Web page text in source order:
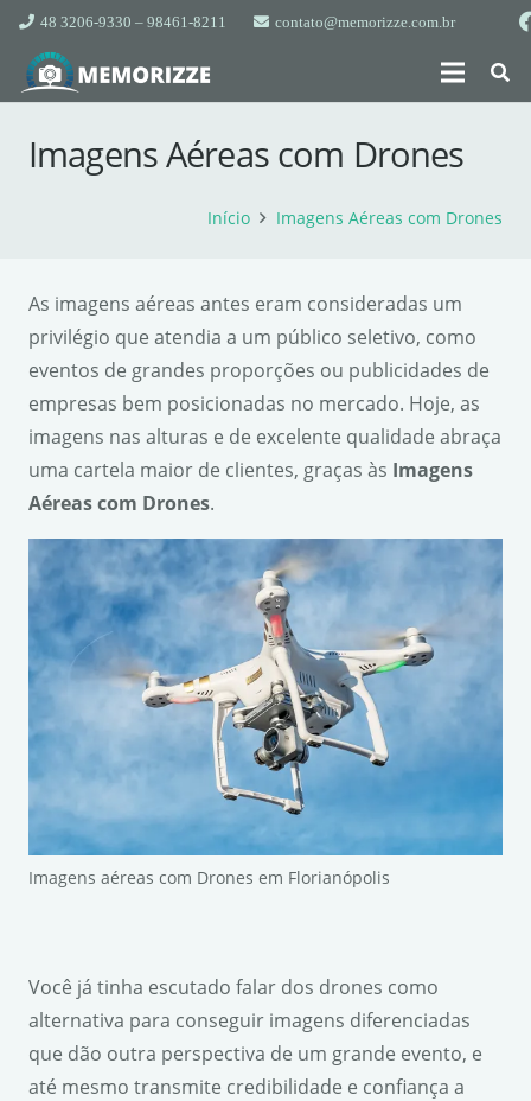
48 3206-9330 – 98461-8211 contato@memorizze.com.br
Imagens Aéreas com Drones
Início Imagens Aéreas com Drones
As imagens aéreas antes eram consideradas um
privilégio que atendia a um público seletivo, como
eventos de grandes proporções ou publicidades de
empresas bem posicionadas no mercado. Hoje, as
imagens nas alturas e de excelente qualidade abraça
uma cartela maior de clientes, graças às Imagens
Aéreas com Drones.
Imagens aéreas com Drones em Florianópolis
Você já tinha escutado falar dos drones como
alternativa para conseguir imagens diferenciadas
que dão outra perspectiva de um grande evento, e
até mesmo transmite credibilidade e confiança a